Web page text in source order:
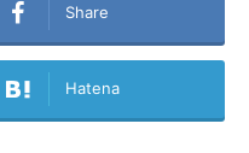
Share
Hatena